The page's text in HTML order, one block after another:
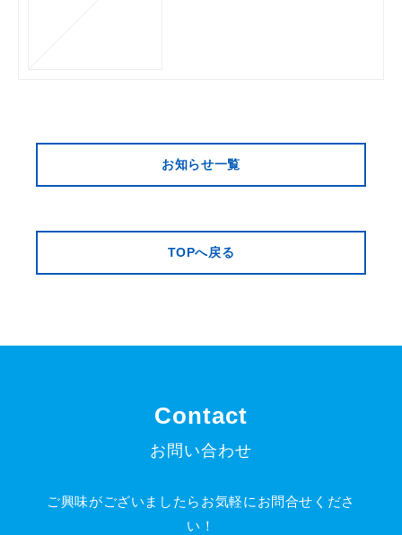
お知らせ一覧
TOPへ戻る
Contact
お問い合わせ
ご興味がございましたらお気軽にお問合せくださ
い！